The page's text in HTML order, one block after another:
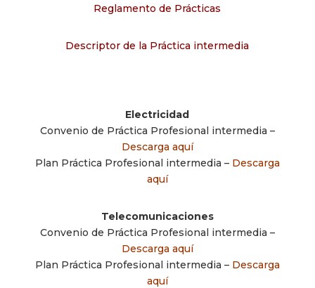
Reglamento de Prácticas
Descriptor de la Práctica intermedia
Electricidad
Convenio de Práctica Profesional intermedia –
Descarga aquí
Plan Práctica Profesional intermedia – Descarga
aquí
Telecomunicaciones
Convenio de Práctica Profesional intermedia –
Descarga aquí
Plan Práctica Profesional intermedia – Descarga
aquí